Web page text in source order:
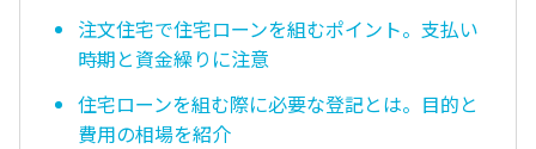
注文住宅で住宅ローンを組むポイント。支払い
時期と資金繰りに注意
住宅ローンを組む際に必要な登記とは。目的と
費用の相場を紹介